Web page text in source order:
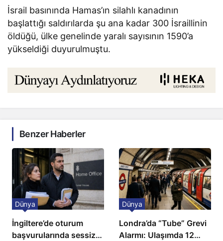
İsrail basınında Hamas’ın silahlı kanadının
başlattığı saldırılarda şu ana kadar 300 İsraillinin
öldüğü, ülke genelinde yaralı sayısının 1590’a
yükseldiği duyurulmuştu.
Benzer Haberler
İngiltere’de oturum
başvurularında sessiz
Dünya
Londra’da “Tube” Grevi
Alarmı: Ulaşımda 12
Dünya